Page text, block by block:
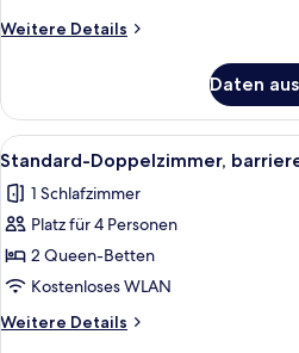
King
Sofa
bed
anzeigen
Weitere Details
Weitere
1
King
Bed
Sofa
bed
Daten
Alle
Fotos
für
Standard-
Doppelzimmer,
barrierefrei
anzeigen
9
Standard-Doppelzimmer,
1 Schlafzimmer
Platz für 4 Personen
2 Queen-Betten
Kostenloses WLAN
Weitere Details
Weitere